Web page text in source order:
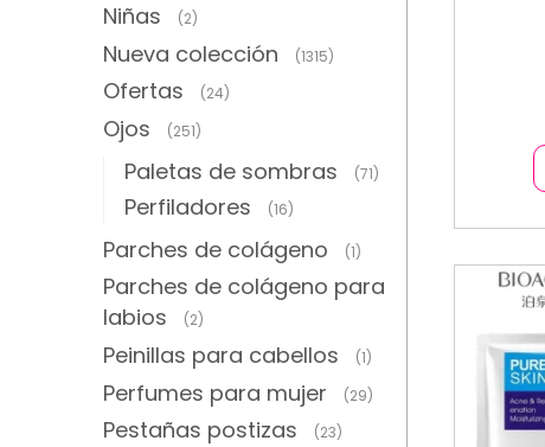
Niñas (2)
Nueva colección (1315)
Ofertas (24)
Ojos (251)
Paletas de sombras (71)
Perfiladores (16)
Parches de colágeno (1)
Parches de colágeno para
labios
(2)
Peinillas para cabellos (1)
Perfumes para mujer (29)
Pestañas postizas (23)